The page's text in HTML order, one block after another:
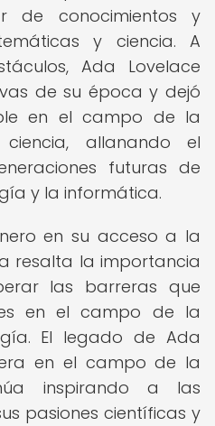
de conocimientos y
y ciencia. A
Ada Lovelace
de su época y dejó
en el campo de la
allanando el
futuras de
y la informática.
en su acceso a la
resalta la importancia
las barreras que
en el campo de la
El legado de Ada
en el campo de la
inspirando a las
pasiones científicas y